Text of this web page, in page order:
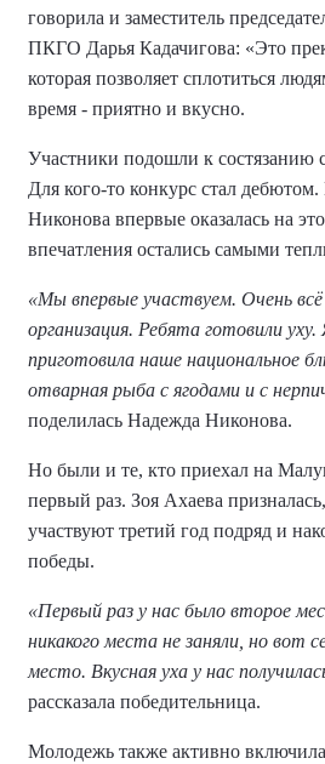
говорила и заместитель
ПКГО Дарья Кадачигова: «Это
которая позволяет сплотиться
время - приятно и вкусно.
Участники подошли к состязанию
Для кого-то конкурс стал
Никонова впервые оказалась на
впечатления остались самыми
«Мы впервые участвуем. Очень всё
организация. Ребята готовили
приготовила наше национальное
отварная рыба с ягодами и с
поделилась Надежда Никонова.
Но были и те, кто приехал на
первый раз. Зоя Ахаева
участвуют третий год подряд и
победы.
«Первый раз у нас было второе
никакого места не заняли, но вот
место. Вкусная уха у нас
рассказала победительница.
Молодежь также активно